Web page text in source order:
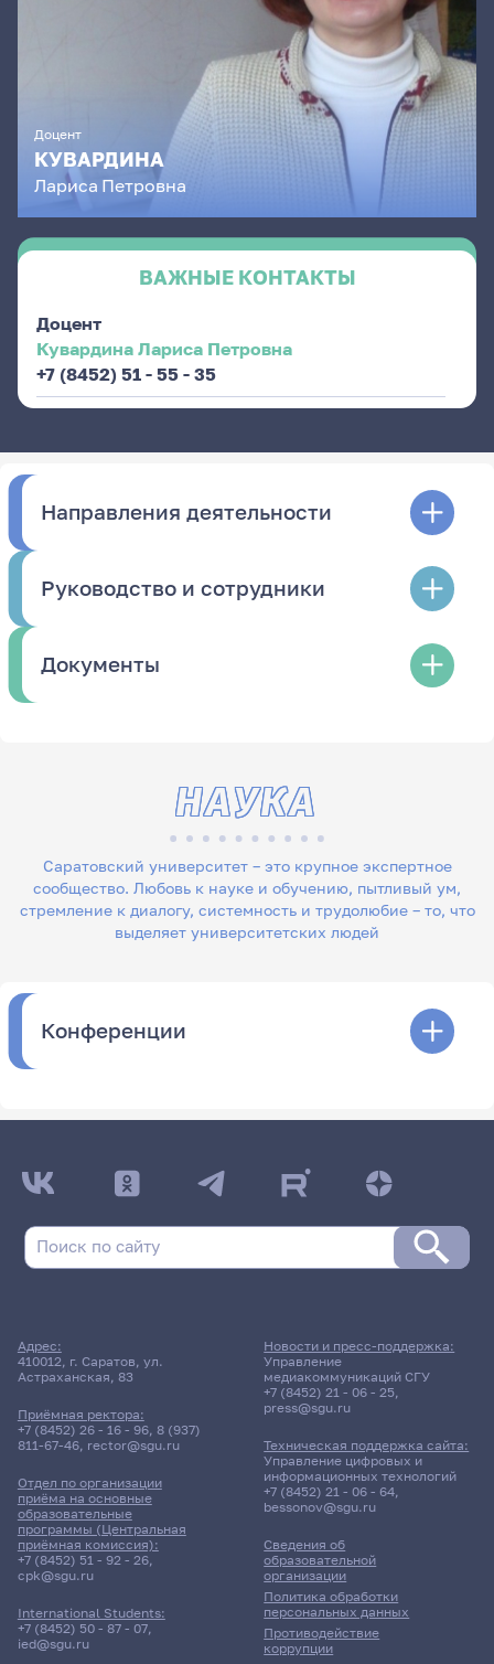
Доцент
КУВАРДИНА
Лариса Петровна
ВАЖНЫЕ КОНТАКТЫ
Доцент
Кувардина Лариса Петровна
+7 (8452) 51 - 55 - 35
Направления деятельности
Руководство и сотрудники
Документы
Саратовский университет – это крупное экспертное
сообщество. Любовь к науке и обучению, пытливый ум,
стремление к диалогу, системность и трудолюбие – то, что
выделяет университетских людей
НАУКА
Конференции
Адрес:
410012, г. Саратов, ул.
Астраханская, 83
Приёмная ректора:
+7 (8452) 26 - 16 - 96, 8 (937)
811-67-46, rector@sgu.ru
Отдел по организации
приёма на основные
образовательные
программы (Центральная
приёмная комиссия):
+7 (8452) 51 - 92 - 26,
cpk@sgu.ru
International Students:
+7 (8452) 50 - 87 - 07,
ied@sgu.ru
Сведения об
образовательной
организации
Политика обработки
персональных данных
Противодействие
коррупции
Новости и пресс-поддержка:
Управление
медиакоммуникаций СГУ
+7 (8452) 21 - 06 - 25,
press@sgu.ru
Техническая поддержка сайта:
Управление цифровых и
информационных технологий
+7 (8452) 21 - 06 - 64,
bessonov@sgu.ru